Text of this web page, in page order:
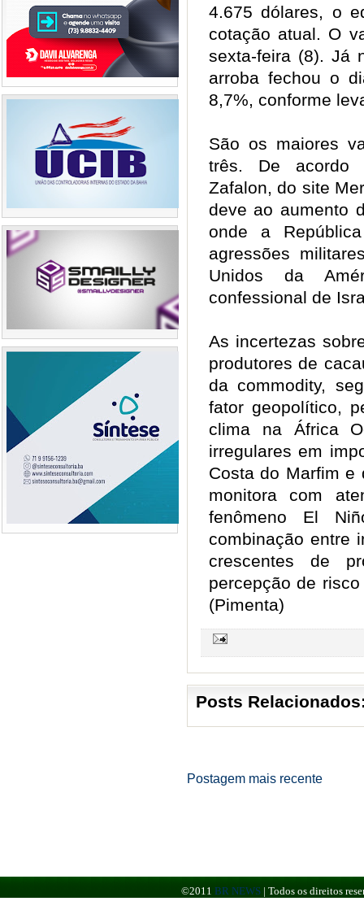
4.675 dólares, o
cotação atual. O
sexta-feira (8). Já
arroba fechou o
8,7%, conforme
São os maiores
três. De acordo
Zafalon, do site
deve ao aumento
onde a
agressões
Unidos da
confessional de
As incertezas
produtores de
da commodity,
fator geopolítico,
clima na África
irregulares em
Costa do Marfim e
monitora com
fenômeno El
combinação entre
crescentes de
percepção de
(Pimenta)
Posts
Postagem mais recente
©2011 BR NEWS | Todos os direitos